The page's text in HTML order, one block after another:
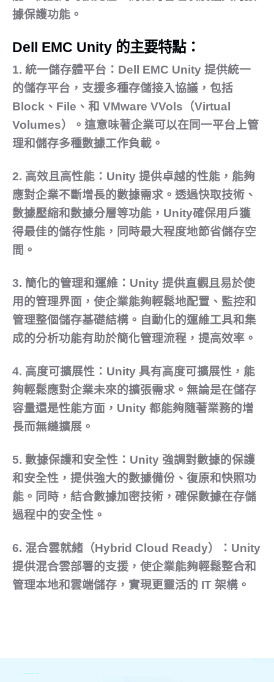
據保護功能。
Dell EMC Unity 的主要特點：
1. 統一儲存體平台： Dell EMC Unity 提供統一
的儲存平台，支援多種存儲接入協議，包括
Block、File、和 VMware VVols（Virtual
Volumes）。這意味著企業可以在同一平台上管
理和儲存多種數據工作負載。
2. 高效且高性能： Unity 提供卓越的性能，能夠
應對企業不斷增長的數據需求。透過快取技術、
數據壓縮和數據分層等功能，Unity確保用戶獲
得最佳的儲存性能，同時最大程度地節省儲存空
間。
3. 簡化的管理和運維： Unity 提供直觀且易於使
用的管理界面，使企業能夠輕鬆地配置、監控和
管理整個儲存基礎結構。自動化的運維工具和集
成的分析功能有助於簡化管理流程，提高效率。
4. 高度可擴展性： Unity 具有高度可擴展性，能
夠輕鬆應對企業未來的擴張需求。無論是在儲存
容量還是性能方面，Unity 都能夠隨著業務的增
長而無縫擴展。
5. 數據保護和安全性： Unity 強調對數據的保護
和安全性，提供強大的數據備份、復原和快照功
能。同時，結合數據加密技術，確保數據在存儲
過程中的安全性。
6. 混合雲就緒（Hybrid Cloud Ready）： Unity
提供混合雲部署的支援，使企業能夠輕鬆整合和
管理本地和雲端儲存，實現更靈活的 IT 架構。